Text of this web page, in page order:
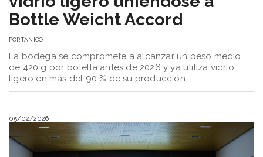
Bottle Weicht Accord
PORTÁNICO
La bodega se compromete a alcanzar un peso medio
de 420 g por botella antes de 2026 y ya utiliza vidrio
ligero en más del 90 % de su producción
05/02/2026